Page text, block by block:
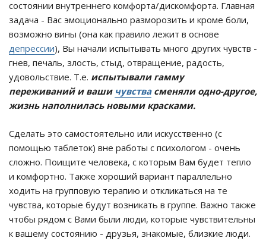
состоянии внутреннего комфорта/дискомфорта. Главная
задача - Вас эмоционально разморозить и кроме боли,
возможно вины (она как правило лежит в основе
депрессии), Вы начали испытывать много других чувств -
гнев, печаль, злость, стыд, отвращение, радость,
удовольствие. Т.е. испытывали гамму
переживаний и ваши чувствасменяли одно-другое,
жизнь наполнилась новыми красками.
Сделать это самостоятельно или искусственно (с
помощью таблеток) вне работы с психологом - очень
сложно. Поищите человека, с которым Вам будет тепло
и комфортно. Также хороший вариант параллельно
ходить на групповую терапию и откликаться на те
чувства, которые будут возникать в группе. Важно также
чтобы рядом с Вами были люди, которые чувствительны
к вашему состоянию - друзья, знакомые, близкие люди.